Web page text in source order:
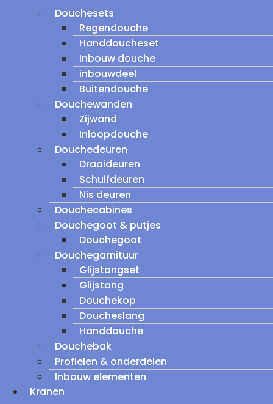
Douchesets
Regendouche
Handdoucheset
Inbouw douche
inbouwdeel
Buitendouche
Douchewanden
Zijwand
Inloopdouche
Douchedeuren
Draaideuren
Schuifdeuren
Nis deuren
Douchecabines
Douchegoot & putjes
Douchegoot
Douchegarnituur
Glijstangset
Glijstang
Douchekop
Doucheslang
Handdouche
Douchebak
Profielen & onderdelen
Inbouw elementen
Kranen